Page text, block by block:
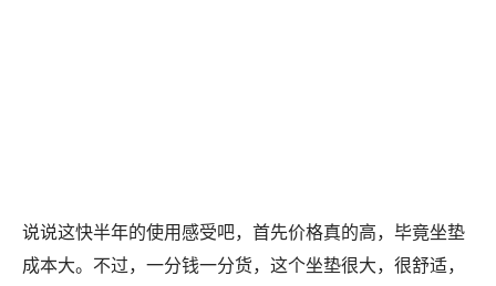
说说这快半年的使用感受吧，首先价格真的高，毕竟坐垫
成本大。不过，一分钱一分货，这个坐垫很大，很舒适，